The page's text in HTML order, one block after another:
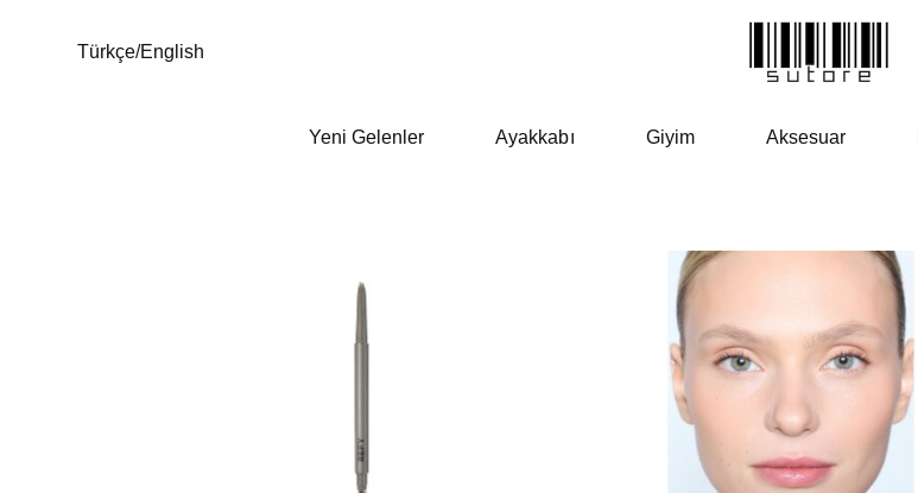
Türkçe/English
Yeni Gelenler Ayakkabı Giyim Aksesuar